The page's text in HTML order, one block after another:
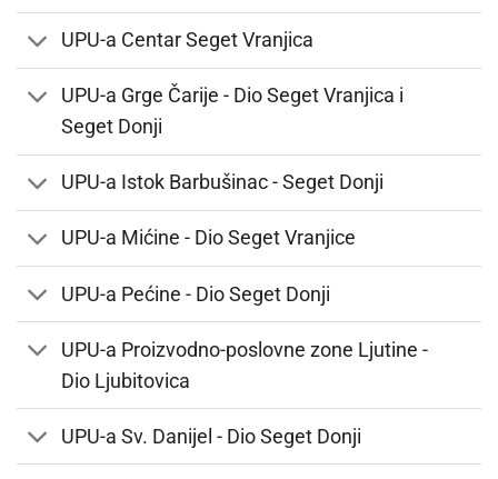
UPU-a Centar Seget Vranjica
UPU-a Grge Čarije - Dio Seget Vranjica i
Seget Donji
UPU-a Istok Barbušinac - Seget Donji
UPU-a Mićine - Dio Seget Vranjice
UPU-a Pećine - Dio Seget Donji
UPU-a Proizvodno-poslovne zone Ljutine -
Dio Ljubitovica
UPU-a Sv. Danijel - Dio Seget Donji